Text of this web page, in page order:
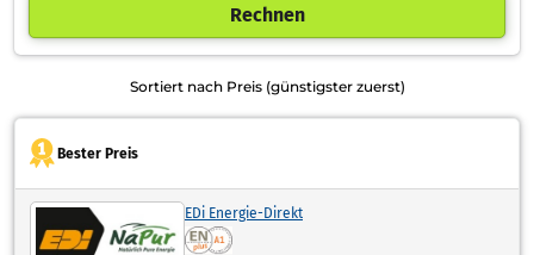
Rechnen
Sortiert nach Preis (günstigster zuerst)
Bester Preis
EDi Energie-Direkt